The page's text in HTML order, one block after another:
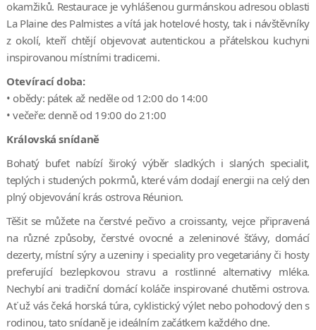
okamžiků. Restaurace je vyhlášenou gurmánskou adresou oblasti
La Plaine des Palmistes a vítá jak hotelové hosty, tak i návštěvníky
z okolí, kteří chtějí objevovat autentickou a přátelskou kuchyni
inspirovanou místními tradicemi.
Otevírací doba:
• obědy: pátek až neděle od 12:00 do 14:00
• večeře: denně od 19:00 do 21:00
Královská snídaně
Bohatý bufet nabízí široký výběr sladkých i slaných specialit,
teplých i studených pokrmů, které vám dodají energii na celý den
plný objevování krás ostrova Réunion.
Těšit se můžete na čerstvé pečivo a croissanty, vejce připravená
na různé způsoby, čerstvé ovocné a zeleninové šťávy, domácí
dezerty, místní sýry a uzeniny i speciality pro vegetariány či hosty
preferující bezlepkovou stravu a rostlinné alternativy mléka.
Nechybí ani tradiční domácí koláče inspirované chutěmi ostrova.
Ať už vás čeká horská túra, cyklistický výlet nebo pohodový den s
rodinou, tato snídaně je ideálním začátkem každého dne.